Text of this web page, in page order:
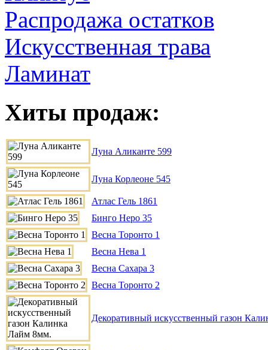
Распродажа остатков
Искусственная трава
Ламинат
Хиты продаж:
Луна Аликанте 599
Луна Корлеоне 545
Атлас Гель 1861
Бинго Неро 35
Весна Торонто 1
Весна Нева 1
Весна Сахара 3
Весна Торонто 2
Декоративный искусственный газон